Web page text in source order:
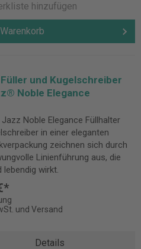
hinzufügen
und Kugelschreiber
Noble Elegance
Jazz Noble Elegance Füllhalter
in einer eleganten
zeichnen sich durch
Linienführung aus, die
lebendig wirkt.
und Versand
Details